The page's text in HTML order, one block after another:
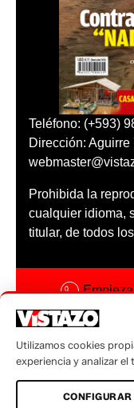
Teléfono: (+593)
Dirección:
Prohibida la
cualquier idioma,
titular, de todos
Código
Utilizamos cookies
experiencia y analizar el
CONFIGURAR